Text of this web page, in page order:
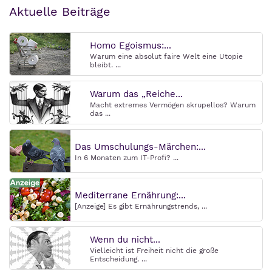
Aktuelle Beiträge
Homo Egoismus:...
Warum eine absolut faire Welt eine Utopie
bleibt. ...
Warum das „Reiche...
Macht extremes Vermögen skrupellos? Warum
das ...
Das Umschulungs-Märchen:...
In 6 Monaten zum IT-Profi? ...
Mediterrane Ernährung:...
[Anzeige] Es gibt Ernährungstrends, ...
Wenn du nicht...
Vielleicht ist Freiheit nicht die große
Entscheidung. ...